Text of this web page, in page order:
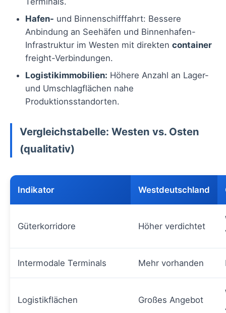
Hafen- und Binnenschifffahrt: Bessere
Anbindung an Seehäfen und Binnenhafen-
Infrastruktur im Westen mit direkten container
freight-Verbindungen.
Logistikimmobilien: Höhere Anzahl an Lager-
und Umschlagflächen nahe
Produktionsstandorten.
Vergleichstabelle: Westen vs. Osten
(qualitativ)
Indikator Westdeutschland
Güterkorridore Höher verdichtet
Intermodale Terminals Mehr vorhanden
Logistikflächen Großes Angebot